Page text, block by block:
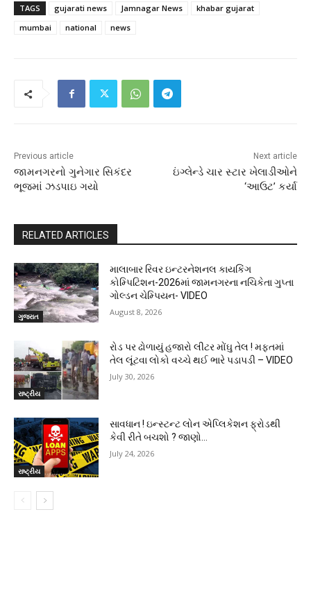
TAGS gujarati news Jamnagar News
khabar gujarat
mumbai
national news
Previous article
જામનગરનો ગુનેગાર સિકંદર
ભૂજમાં ઝડપાઇ ગયો
Next article
ઇંગ્લેન્ડે ચાર સ્ટાર ખેલાડીઓને
‘આઉટ’ કર્યા
RELATED ARTICLES
ગુજરાત
માલાબાર રિવર ઇન્ટરનેશનલ કાયકિંગ
કોમ્પિટિશન-2026માં જામનગરના નચિકેતા ગુપ્તા
ગોલ્ડન ચેમ્પિયન- VIDEO
August 8, 2026
રાષ્ટ્રીય
રોડ પર ઢોળાયું હજારો લીટર મોંઘુ તેલ ! મફતમાં
તેલ લૂંટવા લોકો વચ્ચે થઈ ભારે પડાપડી – VIDEO
July 30, 2026
રાષ્ટ્રીય
સાવધાન ! ઇન્સ્ટન્ટ લોન એપ્લિકેશન ફ્રોડથી
કેવી રીતે બચશો ? જાણો…
July 24, 2026